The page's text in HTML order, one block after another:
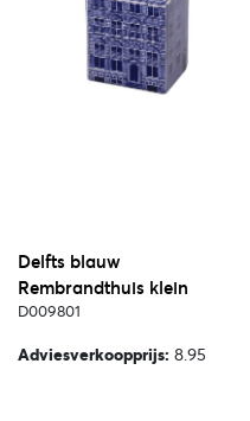
Delfts blauw
Rembrandthuis klein
D009801
Adviesverkoopprijs: 8.95